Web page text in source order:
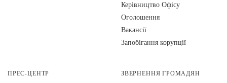
Керівництво Офісу
Оголошення
Вакансії
Запобігання корупції
ПРЕС-ЦЕНТР ЗВЕРНЕННЯ ГРОМАДЯН